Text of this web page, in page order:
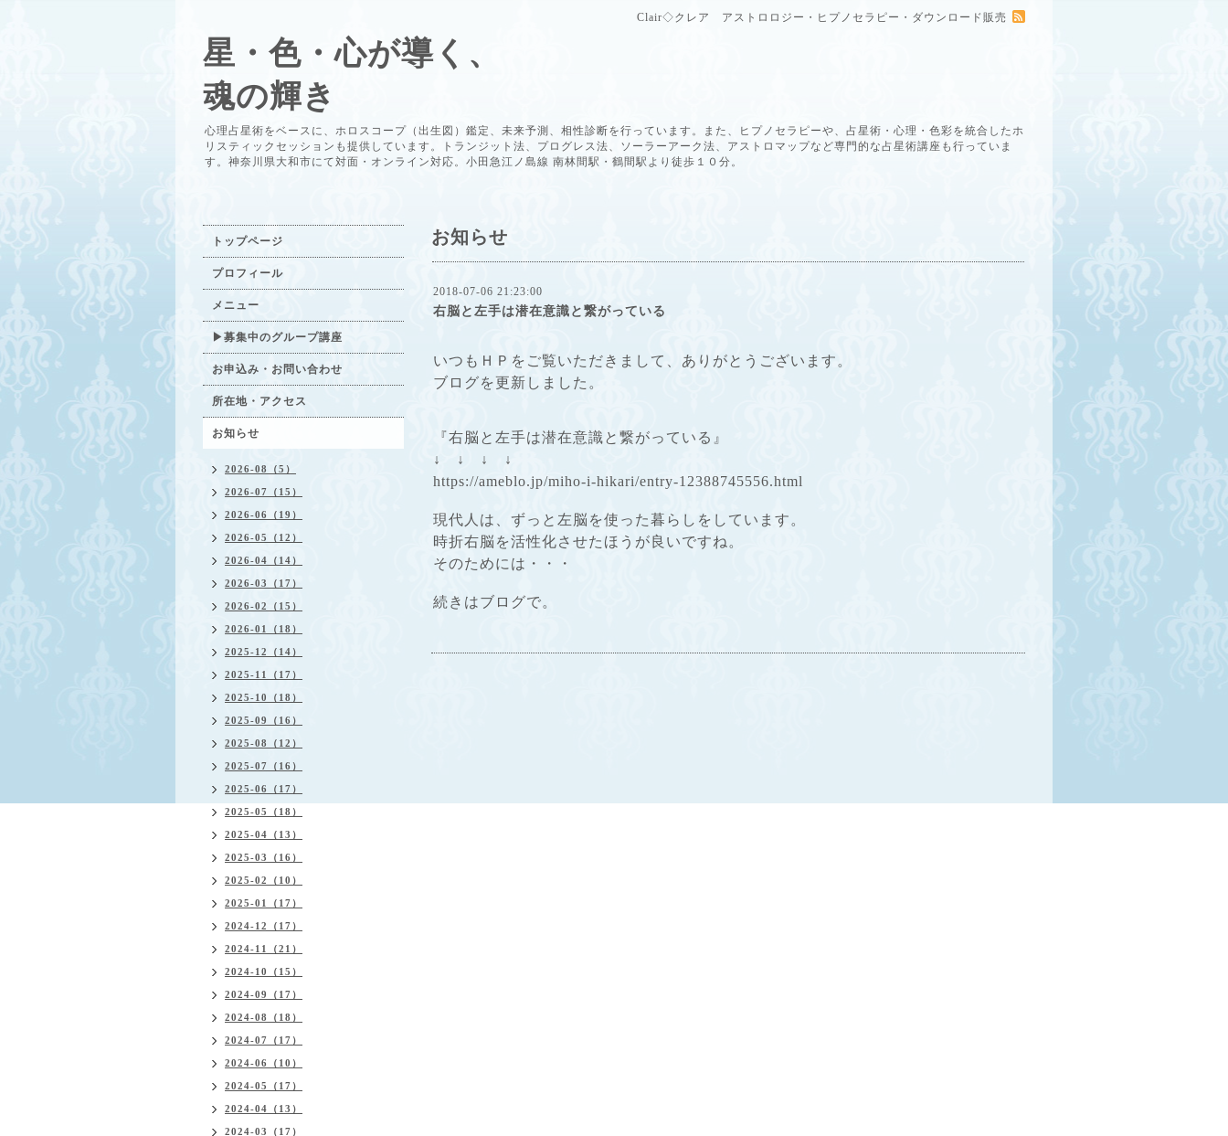
Clair◇クレア アストロロジー・ヒプノセラピー・ダウンロード販売
星・色・心が導く、
魂の輝き
心理占星術をベースに、ホロスコープ（出生図）鑑定、未来予測、相性診断を行っています。また、ヒプノセラピーや、占星術・心理・色彩を統合したホ
リスティックセッションも提供しています。トランジット法、プログレス法、ソーラーアーク法、アストロマップなど専門的な占星術講座も行っていま
す。神奈川県大和市にて対面・オンライン対応。小田急江ノ島線 南林間駅・鶴間駅より徒歩１０分。
お知らせ
2018-07-06 21:23:00
右脳と左手は潜在意識と繋がっている
いつもＨＰをご覧いただきまして、ありがとうございます 。
ブログを更新しました。
『右脳と左手は潜在意識と繋がっている』
↓ ↓ ↓ ↓
https://ameblo.jp/miho-i-hikari/entry-12388745556.html
現代人は、ずっと左脳を使った暮らしをしています。
時折右脳を活性化させたほうが良いですね。
そのためには・・・
続きはブログで。
トップページ
プロフィール
メニュー
▶募集中のグループ講座
お申込み・お問い合わせ
所在地・アクセス
お知らせ
2026-08（5）
2026-07（15）
2026-06（19）
2026-05（12）
2026-04（14）
2026-03（17）
2026-02（15）
2026-01（18）
2025-12（14）
2025-11（17）
2025-10（18）
2025-09（16）
2025-08（12）
2025-07（16）
2025-06（17）
2025-05（18）
2025-04（13）
2025-03（16）
2025-02（10）
2025-01（17）
2024-12（17）
2024-11（21）
2024-10（15）
2024-09（17）
2024-08（18）
2024-07（17）
2024-06（10）
2024-05（17）
2024-04（13）
2024-03（17）